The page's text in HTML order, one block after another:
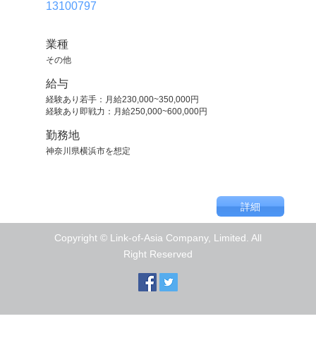
13100797
業種
その他
給与
経験あり若手：月給230,000~350,000円
経験あり即戦力：月給250,000~600,000円
勤務地
神奈川県横浜市を想定
Copyright © Link-of-Asia Company, Limited. All
Right Reserved